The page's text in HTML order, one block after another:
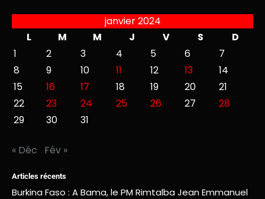
janvier 2024
L
M M J V S
D
1
2 3 4 5 6
7
8
9 10 11 12 13
14
15
16 17 18 19 20
21
22
23 24 25 26 27
28
29
30 31
« Déc Fév »
Articles récents
Burkina Faso : A Bama, le PM Rimtalba Jean Emmanuel